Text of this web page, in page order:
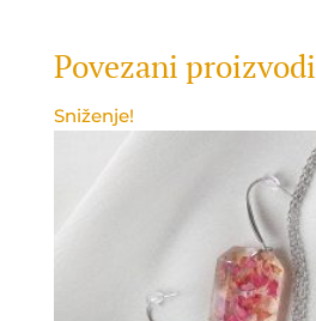
Povezani proizvodi
Sniženje!